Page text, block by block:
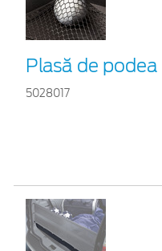
Plasă de
5028017